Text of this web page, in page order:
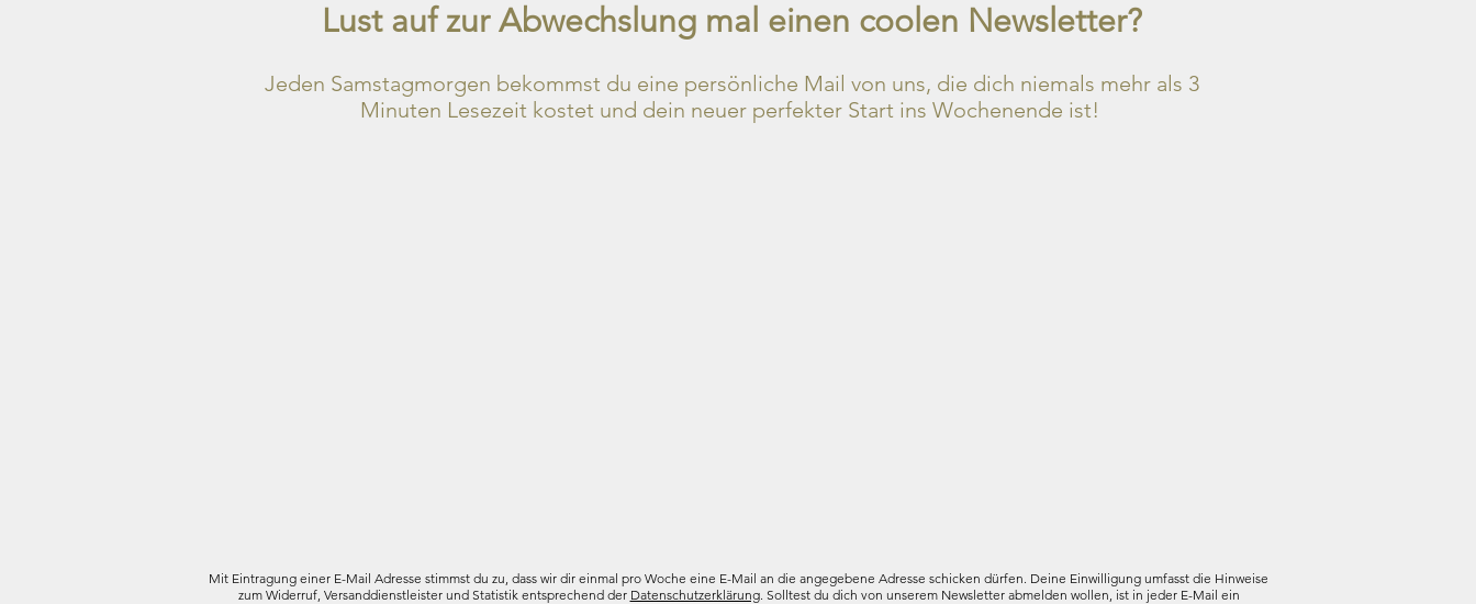
Lust auf zur Abwechslung mal einen coolen Newsletter?
Jeden Samstagmorgen bekommst du eine persönliche Mail von uns, die dich niemals mehr als 3
Minuten Lesezeit kostet und dein neuer perfekter Start ins Wochenende ist!
Mit Eintragung einer E-Mail Adresse stimmst du zu, dass wir dir einmal pro Woche eine E-Mail an die angegebene Adresse schicken dürfen. Deine Einwilligung umfasst die Hinweise
zum Widerruf, Versanddienstleister und Statistik entsprechend der Datenschutzerklärung. Solltest du dich von unserem Newsletter abmelden wollen, ist in jeder E-Mail ein